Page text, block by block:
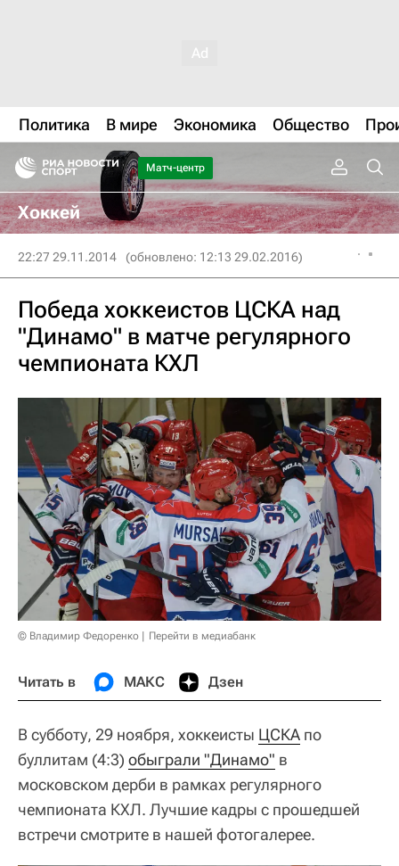
Политика В мире Экономика Общество
Матч-центр
Хоккей
22:27 29.11.2014 (обновлено: 12:13 29.02.2016)
Победа хоккеистов ЦСКА над
"Динамо" в матче регулярного
чемпионата КХЛ
© Владимир Федоренко Перейти в медиабанк
Читать в МАКС Дзен
В субботу, 29 ноября, хоккеисты ЦСКА по
буллитам (4:3) обыграли "Динамо" в
московском дерби в рамках регулярного
чемпионата КХЛ. Лучшие кадры с прошедшей
встречи смотрите в нашей фотогалерее.